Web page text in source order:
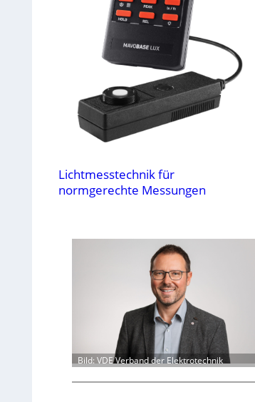
Lichtmesstechnik für
normgerechte Messungen
Bild: VDE Verband der Elektrotechnik